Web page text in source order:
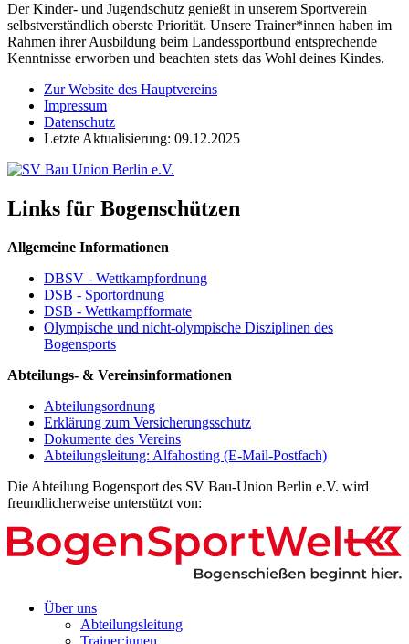
Der Kinder- und Jugendschutz genießt in unserem Sportverein
selbstverständlich oberste Priorität. Unsere Trainer*innen haben im
Rahmen ihrer Ausbildung beim Landessportbund entsprechende
Kenntnisse erworben und beachten stets das Wohl deines Kindes.
Zur Website des Hauptvereins
Impressum
Datenschutz
Letzte Aktualisierung: 09.12.2025
Links für Bogenschützen
Allgemeine Informationen
DBSV - Wettkampfordnung
DSB - Sportordnung
DSB - Wettkampfformate
Olympische und nicht-olympische Disziplinen des
Bogensports
Abteilungs- & Vereinsinformationen
Abteilungsordnung
Erklärung zum Versicherungsschutz
Dokumente des Vereins
Abteilungsleitung: Alfahosting (E-Mail-Postfach)
Die Abteilung Bogensport des SV Bau-Union Berlin e.V. wird
freundlicherweise unterstützt von:
Über uns
Abteilungsleitung
Trainer:innen